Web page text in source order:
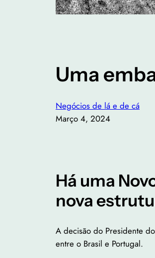
Uma
Negócios de lá e de cá
Março 4, 2024
Há uma
nova
A decisão do Presidente
entre o Brasil e Portugal.